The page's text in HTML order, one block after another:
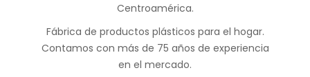
Centroamérica.
Fábrica de productos plásticos para el hogar.
Contamos con más de 75 años de experiencia
en el mercado.